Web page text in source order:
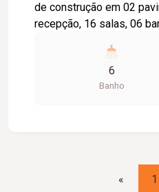
de construção em 02
recepção, 16 salas, 06
lavanderia coberta e
6
Banho
« 1